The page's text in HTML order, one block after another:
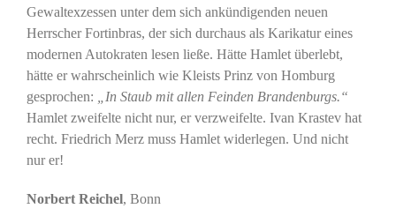
Gewaltexzessen unter dem sich ankündigenden neuen
Herrscher Fortinbras, der sich durchaus als Karikatur eines
modernen Autokraten lesen ließe. Hätte Hamlet überlebt,
hätte er wahrscheinlich wie Kleists Prinz von Homburg
gesprochen:
„In Staub mit allen Feinden Brandenburgs.“
Hamlet zweifelte nicht nur, er verzweifelte. Ivan Krastev hat
recht. Friedrich Merz muss Hamlet widerlegen. Und nicht
nur er!
Norbert Reichel, Bonn